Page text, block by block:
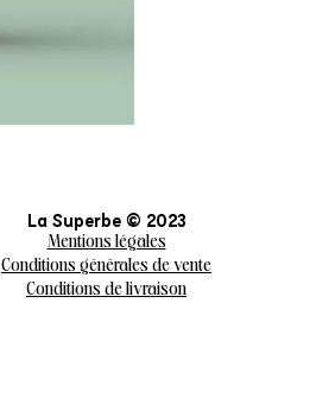
La Superbe © 2023
Mentions légales
Conditions générales de vente
Conditions de livraison